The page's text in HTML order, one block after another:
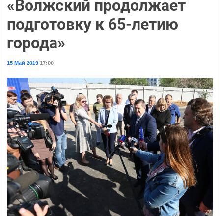
«Волжский продолжает
подготовку к 65-летию
города»
15 Май 201917:00